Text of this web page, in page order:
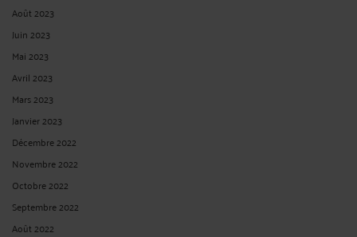
Août 2023
Juin 2023
Mai 2023
Avril 2023
Mars 2023
Janvier 2023
Décembre 2022
Novembre 2022
Octobre 2022
Septembre 2022
Août 2022